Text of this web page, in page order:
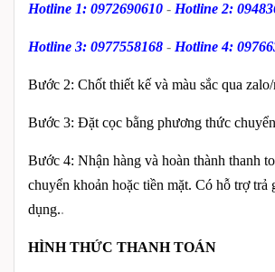
Hotline 1: 0972690610 - Hotline 2:
Hotline 3: 0977558168 - Hotline 4:
Bước 2: Chốt thiết kế và màu sắc qua zalo/
Bước 3: Đặt cọc bằng phương thức
Bước 4: Nhận hàng và hoàn thành thanh
chuyển khoản hoặc tiền mặt. Có hỗ trợ trả
dụng..
HÌNH THỨC THANH TOÁN